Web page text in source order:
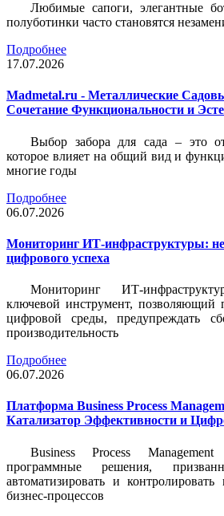
Любимые сапоги, элегантные
полуботинки часто становятся
Подробнее
17.07.2026
Madmetal.ru - Металлические
Сочетание Функциональности и
Выбор забора для сада – это
которое влияет на общий вид и
многие годы
Подробнее
06.07.2026
Мониторинг ИТ-инфраструктуры:
цифрового успеха
Мониторинг ИТ-
ключевой инструмент, позволяющий
цифровой среды, предупреждать
производительность
Подробнее
06.07.2026
Платформа Business Process
Катализатор Эффективности и
Business Process
программные решения,
автоматизировать и
бизнес-процессов